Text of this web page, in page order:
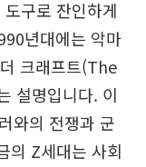
구로 잔인하게
년대에는 악마
크래프트(The
설명입니다. 이
와의 전쟁과 군
의 Z세대는 사회